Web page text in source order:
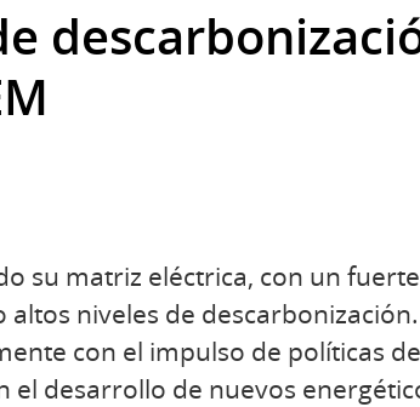
su matriz eléctrica, con un
niveles de
con el impulso de políticas
el desarrollo de nuevos